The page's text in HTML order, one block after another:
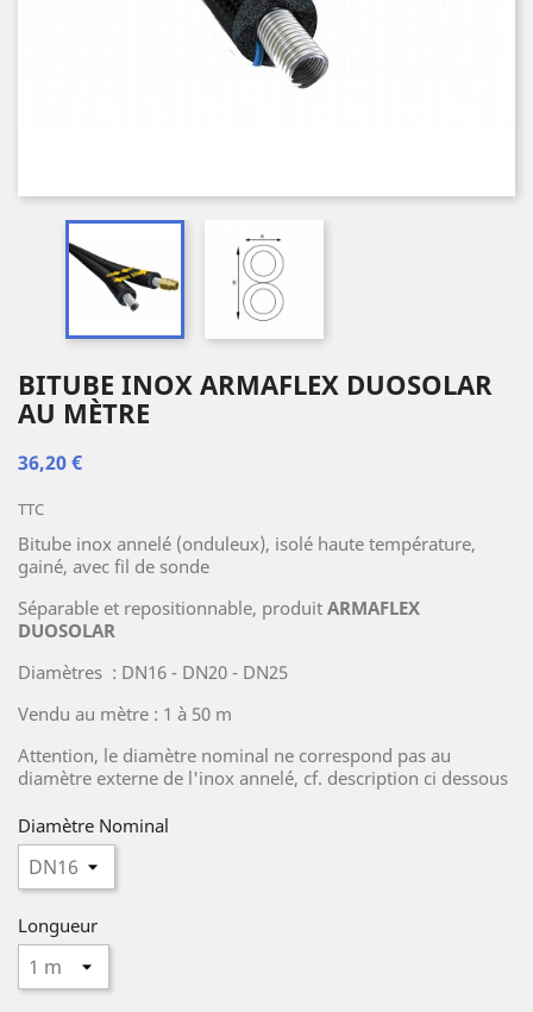
BITUBE INOX ARMAFLEX DUOSOLAR
AU MÈTRE
36,20 €
TTC
Bitube inox annelé (onduleux), isolé haute température,
gainé, avec fil de sonde
Séparable et repositionnable, produit ARMAFLEX
DUOSOLAR
Diamètres : DN16 - DN20 - DN25
Vendu au mètre : 1 à 50 m
Attention, le diamètre nominal ne correspond pas au
diamètre externe de l'inox annelé, cf. description ci dessous
Diamètre Nominal
Longueur